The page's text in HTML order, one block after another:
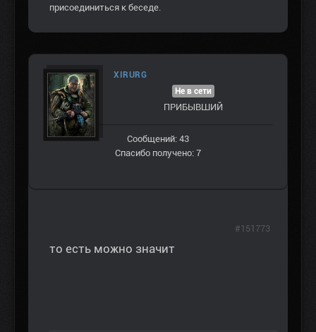
присоединиться к беседе.
XIRURG
Не в сети
ПРИБЫВШИЙ
Сообщений: 43
Спасибо получено: 7
то есть можно значит
#151773